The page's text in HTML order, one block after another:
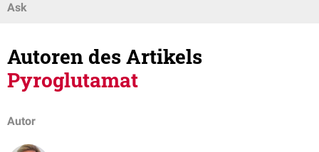
Ask
Autoren des Artikels
Pyroglutamat
Autor